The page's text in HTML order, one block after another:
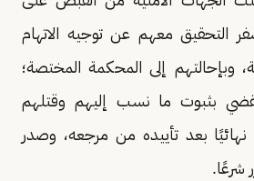
التحقيق معهم عن توجيه الاتهام
وبإحالتهم إلى المحكمة المختصة؛
بثبوت ما نسب إليهم وقتلهم
نهائيًا بعد تأييده من مرجعه، وصدر
شرعًا.